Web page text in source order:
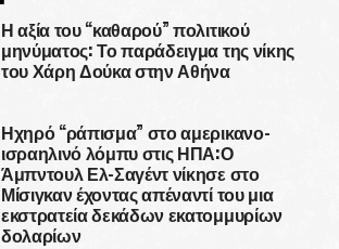
Η αξία του “καθαρού” πολιτικού
μηνύματος: Το παράδειγμα της νίκης
του Χάρη Δούκα στην Αθήνα
Ηχηρό “ράπισμα” στο αμερικανο-
ισραηλινό λόμπυ στις ΗΠΑ:Ο
Άμπντουλ Ελ-Σαγέντ νίκησε στο
Μίσιγκαν έχοντας απέναντί του μια
εκστρατεία δεκάδων εκατομμυρίων
δολαρίων